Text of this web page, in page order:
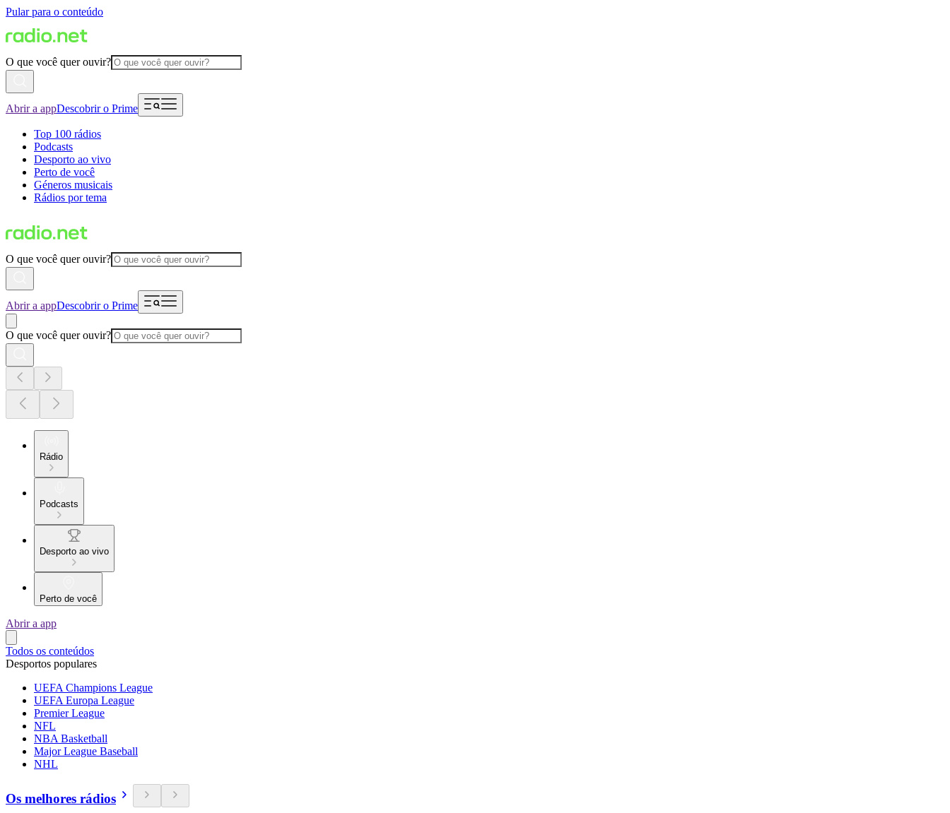
Pular para o conteúdo
O que você quer ouvir?
Abrir a appDescobrir o Prime
Top 100 rádios
Podcasts
Desporto ao vivo
Perto de você
Géneros musicais
Rádios por tema
O que você quer ouvir?
Abrir a appDescobrir o Prime
O que você quer ouvir?
Rádio
Podcasts
Desporto ao vivo
Perto de você
Abrir a app
Todos os conteúdos
Desportos populares
UEFA Champions League
UEFA Europa League
Premier League
NFL
NBA Basketball
Major League Baseball
NHL
Os melhores rádios